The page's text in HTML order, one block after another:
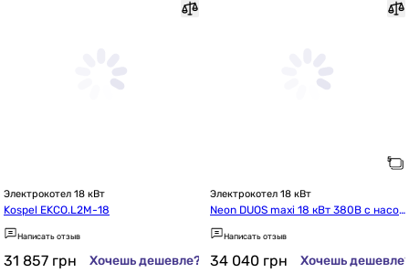
Электрокотел 18 кВт
Kospel EKCO.L2M-18
Написать отзыв
31 857 грн Хочешь дешевле?
Электрокотел 18 кВт
Neon DUOS maxi 18 кВт 380В с насос
ом группой безопасности и расшири
тельным баком (Dm118269)
Написать отзыв
34 040 грн Хочешь